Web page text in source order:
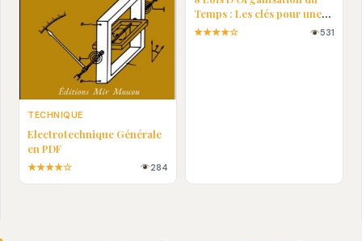
TECHNIQUE
Electrotechnique Générale
en PDF
★★★★☆ 284
Temps : Les clés pour une
vie plus efficace
★★★★☆ 531